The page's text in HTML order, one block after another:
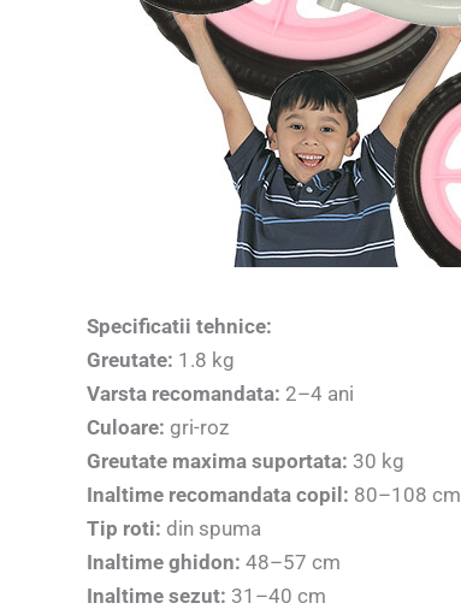
Specificatii tehnice:
Greutate: 1.8 kg
Varsta recomandata: 2–4 ani
Culoare: gri-roz
Greutate maxima suportata: 30 kg
Inaltime recomandata copil: 80–108 cm
Tip roti: din spuma
Inaltime ghidon: 48–57 cm
Inaltime sezut: 31–40 cm